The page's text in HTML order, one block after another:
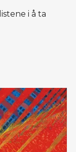
i å ta